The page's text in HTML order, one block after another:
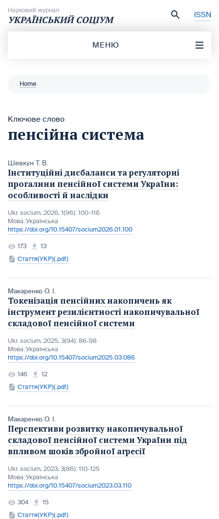
Науковий журнал
УКРАЇНСЬКИЙ СОЦІУМ ISSN
МЕНЮ
Home
Ключове слово
пенсійна система
Шевкун Т. В.
Інституційні дисбаланси та регуляторні
прогалини пенсійної системи України:
особливості й наслідки
Ukr. socìum, 2026, 1(96): 100-116
Мова:Українська
https://doi.org/10.15407/socium2026.01.100
173
13
Стаття(УКР)(.pdf)
Макаренко О. І.
Токенізація пенсійних накопичень як
інструмент резилієнтності накопичувальної
складової пенсійної системи
Ukr. socìum, 2025, 3(94): 86-98
Мова:Українська
https://doi.org/10.15407/socium2025.03.086
146
12
Стаття(УКР)(.pdf)
Макаренко О. І.
Перспективи розвитку накопичувальної
складової пенсійної системи України під
впливом шоків збройної агресії
Ukr. socìum, 2023, 3(86): 110-125
Мова:Українська
https://doi.org/10.15407/socium2023.03.110
304
15
Стаття(УКР)(.pdf)